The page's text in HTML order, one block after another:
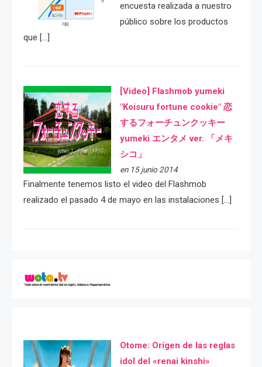
encuesta realizada a nuestro
público sobre los productos
que […]
[Video] Flashmob yumeki
"Koisuru fortune cookie" 恋
するフォーチュンクッキー
yumeki エンタメ ver. 「メキ
シコ」
en 15 junio 2014
Finalmente tenemos listo el video del Flashmob
realizado el pasado 4 de mayo en las instalaciones […]
Otome: Orígen de las reglas
idol del «renai kinshi»